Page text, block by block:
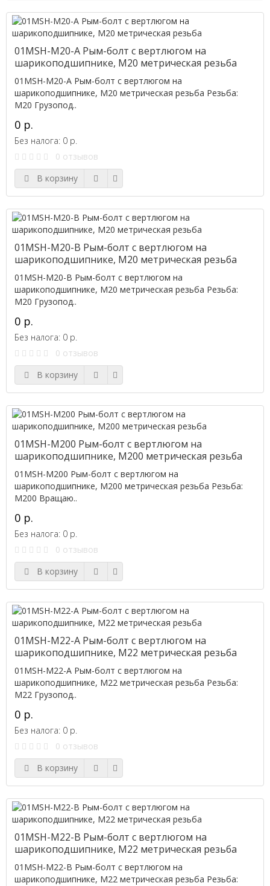
01MSH-M20-A Рым-болт с вертлюгом на
шарикоподшипнике, M20 метрическая резьба
01MSH-M20-A Рым-болт с вертлюгом на
шарикоподшипнике, M20 метрическая резьба Резьба:
M20 Грузопод..
0 р.
Без налога: 0 р.
0 отзывов
В корзину
01MSH-M20-B Рым-болт с вертлюгом на
шарикоподшипнике, M20 метрическая резьба
01MSH-M20-B Рым-болт с вертлюгом на
шарикоподшипнике, M20 метрическая резьба Резьба:
M20 Грузопод..
0 р.
Без налога: 0 р.
0 отзывов
В корзину
01MSH-M200 Рым-болт с вертлюгом на
шарикоподшипнике, M200 метрическая резьба
01MSH-M200 Рым-болт с вертлюгом на
шарикоподшипнике, M200 метрическая резьба Резьба:
M200 Вращаю..
0 р.
Без налога: 0 р.
0 отзывов
В корзину
01MSH-M22-A Рым-болт с вертлюгом на
шарикоподшипнике, M22 метрическая резьба
01MSH-M22-A Рым-болт с вертлюгом на
шарикоподшипнике, M22 метрическая резьба Резьба:
M22 Грузопод..
0 р.
Без налога: 0 р.
0 отзывов
В корзину
01MSH-M22-B Рым-болт с вертлюгом на
шарикоподшипнике, M22 метрическая резьба
01MSH-M22-B Рым-болт с вертлюгом на
шарикоподшипнике, M22 метрическая резьба Резьба: